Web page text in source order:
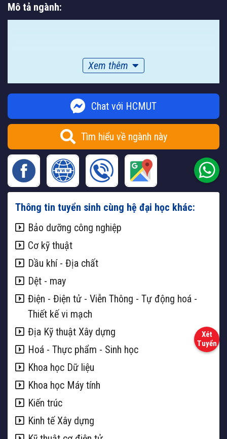
Mô tả ngành:
Xem thêm
Chat với HCMUT
Tìm hiểu về ngành này
Thông tin tuyển sinh cùng hệ đại học khác:
Bảo dưỡng công nghiệp
Cơ kỹ thuật
Dầu khí - Địa chất
Dệt - may
Điện - Điện tử - Viễn Thông - Tự động hoá -
Thiết kế vi mạch
Địa Kỹ thuật Xây dựng
Hoá - Thực phẩm - Sinh học
Khoa học Dữ liệu
Khoa học Máy tính
Kiến trúc
Kinh tế Xây dựng